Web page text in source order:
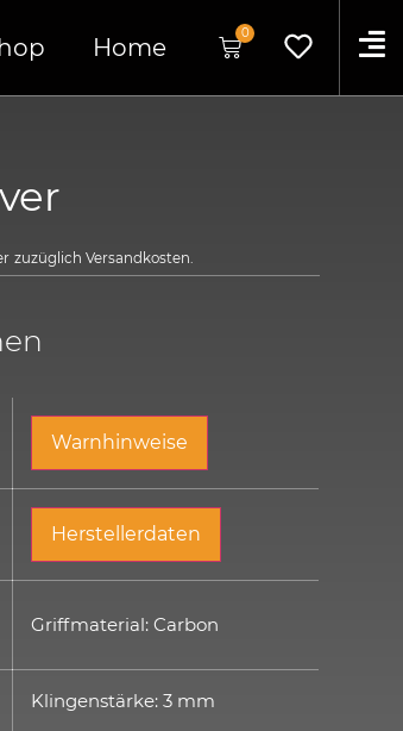
Home
0
zuzüglichVersandkosten.
Warnhinweise
Herstellerdaten
Griffmaterial: Carbon
Klingenstärke: 3 mm